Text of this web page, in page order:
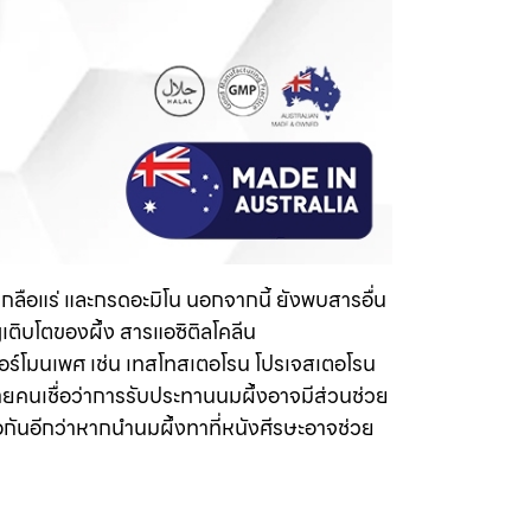
อแร่ และกรดอะมิโน นอกจากนี้ ยังพบสารอื่น
บโตของผึ้ง สารแอซิติลโคลีน
เพศ เช่น เทสโทสเตอโรน โปรเจสเตอโรน
นเชื่อว่าการรับประทานนมผึ้งอาจมีส่วนช่วย
กันอีกว่าหากนำนมผึ้งทาที่หนังศีรษะอาจช่วย